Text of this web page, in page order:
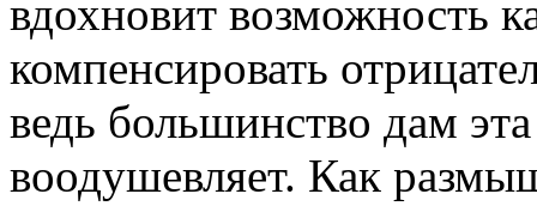
вдохновит возможность
компенсировать
ведь большинство дам
воодушевляет. Как